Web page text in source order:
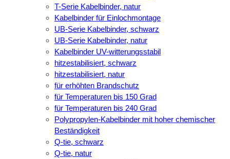
T-Serie Kabelbinder, natur
Kabelbinder für Einlochmontage
UB-Serie Kabelbinder, schwarz
UB-Serie Kabelbinder, natur
Kabelbinder UV-witterungsstabil
hitzestabilisiert, schwarz
hitzestabilisiert, natur
für erhöhten Brandschutz
für Temperaturen bis 150 Grad
für Temperaturen bis 240 Grad
Polypropylen-Kabelbinder mit hoher chemischer
Beständigkeit
Q-tie, schwarz
Q-tie, natur